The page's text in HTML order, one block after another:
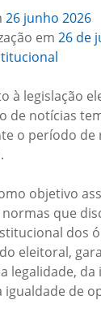
26 junho 2026
em 26 de
à legislação
de notícias
o período
objetivo
que
dos
eleitoral,
legalidade, da
igualdade de